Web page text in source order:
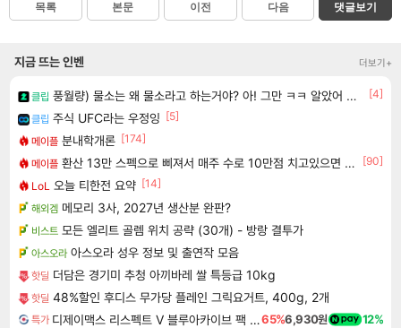
목록 본문 이전 다음 댓글보기
지금 뜨는 인벤 더보기+
클립 풍월량) 물소는 왜 물소라고 하는거야? 아! 그만 ㅋㅋ 알았어 ㅋㅋ
[4]
클립 주식 UFC라는 우정잉 [5]
메이플 분내학개론 [174]
메이플 환산 13만 스펙으로 삐져서 매주 수로 10만점 치고있으면 ㅋㅋ
[90]
LoL 오늘 티한전 요약 [14]
해외겜 메모리 3사, 2027년 생산분 완판?
비스트 모든 엘리트 골렘 위치 공략 (30개) - 방랑 결투가
아스오라 아스오라 성우 정보 및 출연작 모음
핫딜 더담은 경기미 추청 아끼바레 쌀 특등급 10kg
핫딜 48%할인 후디스 무가당 플레인 그릭요거트, 400g, 2개
특가 디제이맥스 리스펙트 V 블루아카이브 팩 DJMAX RESPECT V Blue Archive Pack DLC65%6,930원 12%